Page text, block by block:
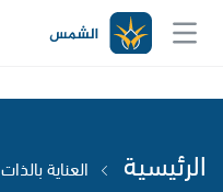
الرئيسية العناية بالذات